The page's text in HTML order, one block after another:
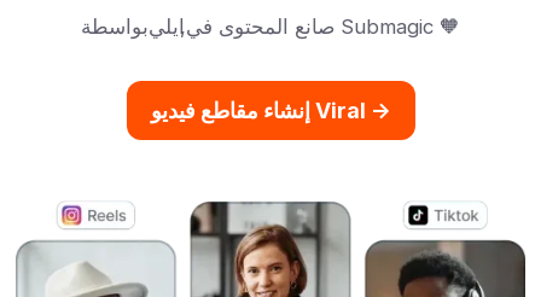
بواسطةايلي, صانع المحتوى في Submagic 🧡
إنشاء مقاطع فيديو Viral ->